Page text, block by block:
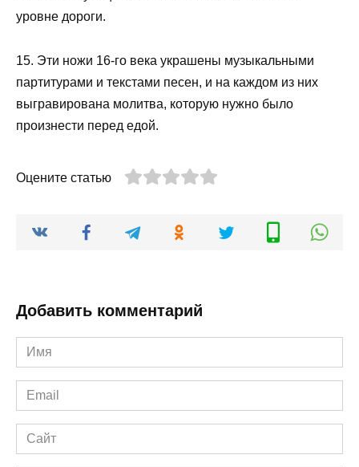
уровне дороги.
15. Эти ножи 16-го века украшены музыкальными
партитурами и текстами песен, и на каждом из них
выгравирована молитва, которую нужно было
произнести перед едой.
Оцените статью
Добавить комментарий
Имя
*
Email
*
Сайт